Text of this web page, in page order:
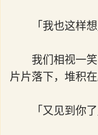
「我也这样想
我们相视一
片片落下，堆积
「又见到你了